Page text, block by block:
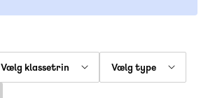
Vælg klassetrin Vælg type